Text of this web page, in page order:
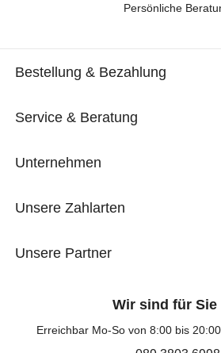
Persönliche
Bestellung & Bezahlung
Service & Beratung
Unternehmen
Unsere Zahlarten
Unsere Partner
Wir sind für Sie
Erreichbar Mo-So von 8:00 bis